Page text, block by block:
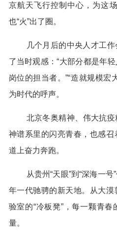
京航天飞行控制中心，为这
也“火”出了圈。
几个月后的中央人才工
了当时观感：“大部分都是年
岗位的担当者。”“造就规模宏
为时代的呼声。
北京冬奥精神、伟大抗
神谱系里的闪亮青春，也感
道上奋力奔跑。
从贵州“天眼”到“深海一
年一代驰骋的新天地。从大
验室的“冷板凳”，每一颗青
量。